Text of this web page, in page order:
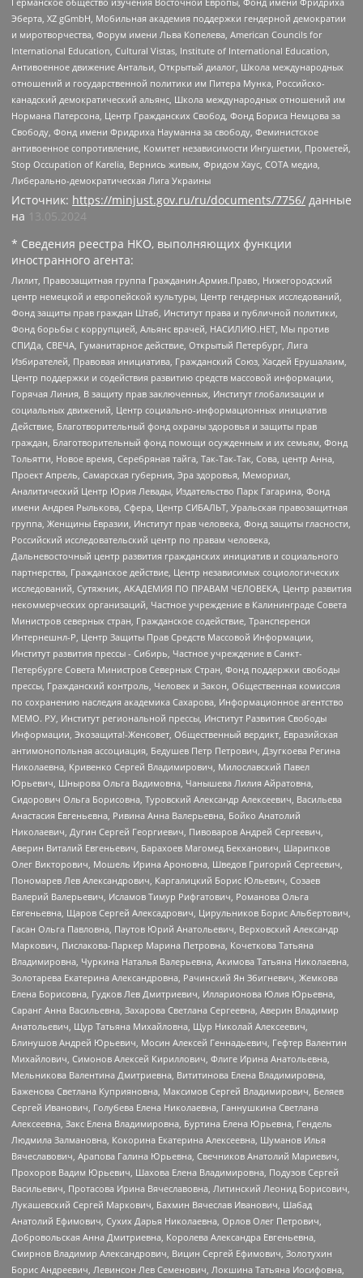
Эберта, XZ gGmbH, Мобильная академия поддержки гендерной демократии
и миротворчества, Форум имени Льва Копелева, American Councils for
International Education, Cultural Vistas, Institute of International Education,
Антивоенное движение Антальи, Открытый диалог, Школа международных
отношений и государственной политики им Питера Мунка, Российско-
канадский демократический альянс, Школа международных отношений им
Нормана Патерсона, Центр Гражданских Свобод, Фонд Бориса Немцова за
Свободу, Фонд имени Фридриха Науманна за свободу, Феминистское
антивоенное сопротивление, Комитет независимости Ингушетии, Прометей,
Stop Occupation of Karelia, Вернись живым, Фридом Хаус, СОТА медиа,
Либерально-демократическая Лига Украины
Источник: https://minjust.gov.ru/ru/documents/7756/ данные
на
13.05.2024
* Сведения реестра НКО, выполняющих функции
иностранного агента:
Лилит, Правозащитная группа Гражданин.Армия.Право, Нижегородский
центр немецкой и европейской культуры, Центр гендерных исследований,
Фонд защиты прав граждан Штаб, Институт права и публичной политики,
Фонд борьбы с коррупцией, Альянс врачей, НАСИЛИЮ.НЕТ, Мы против
СПИДа, СВЕЧА, Гуманитарное действие, Открытый Петербург, Лига
Избирателей, Правовая инициатива, Гражданский Союз, Хасдей Ерушалаим,
Центр поддержки и содействия развитию средств массовой информации,
Горячая Линия, В защиту прав заключенных, Институт глобализации и
социальных движений, Центр социально-информационных инициатив
Действие, Благотворительный фонд охраны здоровья и защиты прав
граждан, Благотворительный фонд помощи осужденным и их семьям, Фонд
Тольятти, Новое время, Серебряная тайга, Так-Так-Так, Сова, центр Анна,
Проект Апрель, Самарская губерния, Эра здоровья, Мемориал,
Аналитический Центр Юрия Левады, Издательство Парк Гагарина, Фонд
имени Андрея Рылькова, Сфера, Центр СИБАЛЬТ, Уральская правозащитная
группа, Женщины Евразии, Институт прав человека, Фонд защиты гласности,
Российский исследовательский центр по правам человека,
Дальневосточный центр развития гражданских инициатив и социального
партнерства, Гражданское действие, Центр независимых социологических
исследований, Сутяжник, АКАДЕМИЯ ПО ПРАВАМ ЧЕЛОВЕКА, Центр развития
некоммерческих организаций, Частное учреждение в Калининграде Совета
Министров северных стран, Гражданское содействие, Трансперенси
Интернешнл-Р, Центр Защиты Прав Средств Массовой Информации,
Институт развития прессы - Сибирь, Частное учреждение в Санкт-
Петербурге Совета Министров Северных Стран, Фонд поддержки свободы
прессы, Гражданский контроль, Человек и Закон, Общественная комиссия
по сохранению наследия академика Сахарова, Информационное агентство
МЕМО. РУ, Институт региональной прессы, Институт Развития Свободы
Информации, Экозащита!-Женсовет, Общественный вердикт, Евразийская
антимонопольная ассоциация, Бедушев Петр Петрович, Дзугкоева Регина
Николаевна, Кривенко Сергей Владимирович, Милославский Павел
Юрьевич, Шнырова Ольга Вадимовна, Чанышева Лилия Айратовна,
Сидорович Ольга Борисовна, Туровский Александр Алексеевич, Васильева
Анастасия Евгеньевна, Ривина Анна Валерьевна, Бойко Анатолий
Николаевич, Дугин Сергей Георгиевич, Пивоваров Андрей Сергеевич,
Аверин Виталий Евгеньевич, Барахоев Магомед Бекханович, Шарипков
Олег Викторович, Мошель Ирина Ароновна, Шведов Григорий Сергеевич,
Пономарев Лев Александрович, Каргалицкий Борис Юльевич, Созаев
Валерий Валерьевич, Исламов Тимур Рифгатович, Романова Ольга
Евгеньевна, Щаров Сергей Алексадрович, Цирульников Борис Альбертович,
Гасан Ольга Павловна, Паутов Юрий Анатольевич, Верховский Александр
Маркович, Пислакова-Паркер Марина Петровна, Кочеткова Татьяна
Владимировна, Чуркина Наталья Валерьевна, Акимова Татьяна Николаевна,
Золотарева Екатерина Александровна, Рачинский Ян Збигневич, Жемкова
Елена Борисовна, Гудков Лев Дмитриевич, Илларионова Юлия Юрьевна,
Саранг Анна Васильевна, Захарова Светлана Сергеевна, Аверин Владимир
Анатольевич, Щур Татьяна Михайловна, Щур Николай Алексеевич,
Блинушов Андрей Юрьевич, Мосин Алексей Геннадьевич, Гефтер Валентин
Михайлович, Симонов Алексей Кириллович, Флиге Ирина Анатольевна,
Мельникова Валентина Дмитриевна, Вититинова Елена Владимировна,
Баженова Светлана Куприяновна, Максимов Сергей Владимирович, Беляев
Сергей Иванович, Голубева Елена Николаевна, Ганнушкина Светлана
Алексеевна, Закс Елена Владимировна, Буртина Елена Юрьевна, Гендель
Людмила Залмановна, Кокорина Екатерина Алексеевна, Шуманов Илья
Вячеславович, Арапова Галина Юрьевна, Свечников Анатолий Мариевич,
Прохоров Вадим Юрьевич, Шахова Елена Владимировна, Подузов Сергей
Васильевич, Протасова Ирина Вячеславовна, Литинский Леонид Борисович,
Лукашевский Сергей Маркович, Бахмин Вячеслав Иванович, Шабад
Анатолий Ефимович, Сухих Дарья Николаевна, Орлов Олег Петрович,
Добровольская Анна Дмитриевна, Королева Александра Евгеньевна,
Смирнов Владимир Александрович, Вицин Сергей Ефимович, Золотухин
Борис Андреевич, Левинсон Лев Семенович, Локшина Татьяна Иосифовна,